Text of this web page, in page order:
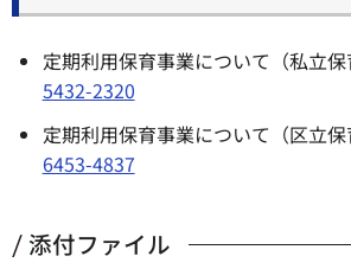
定期利用保育事業について（私立
5432-2320
定期利用保育事業について（区立
6453-4837
添付ファイル